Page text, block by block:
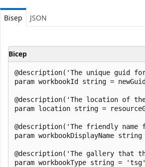
Bisep JSON
Bicep
@description('The unique guid
param workbookId string =
@description('The location of
param location string =
@description('The friendly
param workbookDisplayName
@description('The gallery that
param workbookType string = 'tsg'